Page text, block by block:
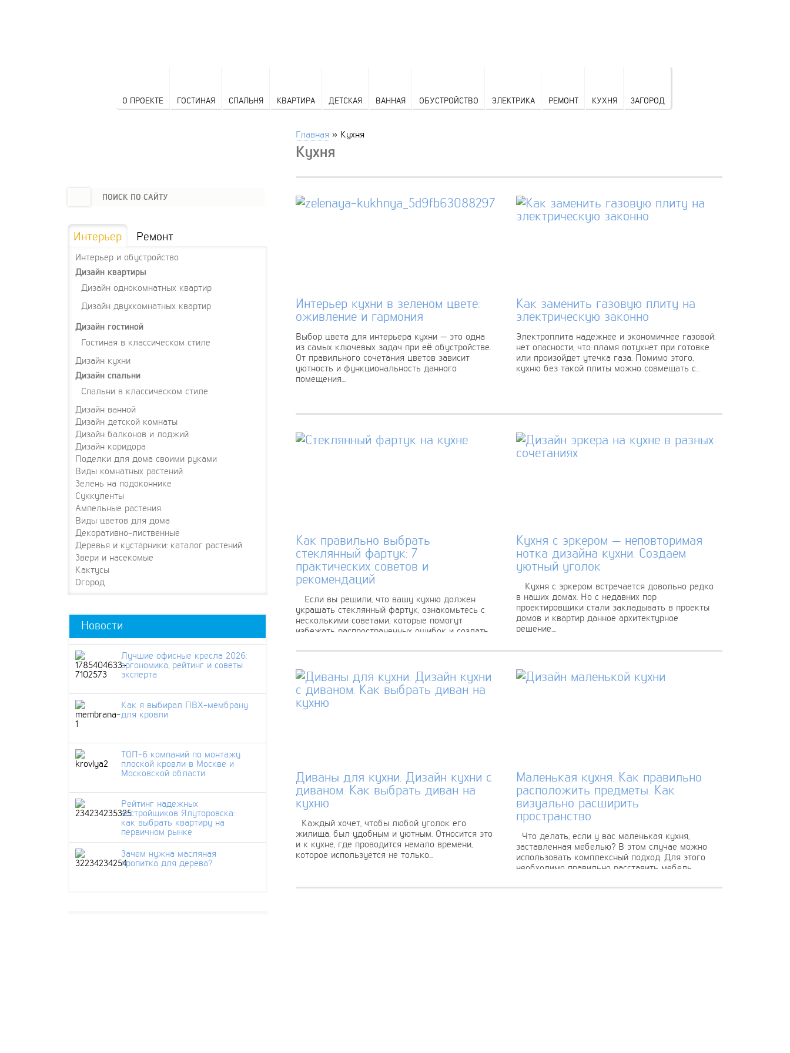
О ПРОЕКТЕ ГОСТИНАЯ СПАЛЬНЯ КВАРТИРА ДЕТСКАЯ ВАННАЯ ОБУСТРОЙСТВО ЭЛЕКТРИКА РЕМОНТ КУХНЯ ЗАГОРОД
Интерьер Ремонт
Интерьер и обустройство
Дизайн квартиры
Дизайн однокомнатных квартир
Дизайн двухкомнатных квартир
Дизайн гостиной
Гостиная в классическом стиле
Дизайн кухни
Дизайн спальни
Спальни в классическом стиле
Дизайн ванной
Дизайн детской комнаты
Дизайн балконов и лоджий
Дизайн коридора
Поделки для дома своими руками
Виды комнатных растений
Зелень на подоконнике
Суккуленты
Ампельные растения
Виды цветов для дома
Декоративно-лиственные
Деревья и кустарники: каталог растений
Звери и насекомые
Кактусы
Огород
Новости
Лучшие офисные кресла 2026:
эргономика, рейтинг и советы
эксперта
Как я выбирал ПВХ-мембрану
для кровли
ТОП-6 компаний по монтажу
плоской кровли в Москве и
Московской области
Рейтинг надежных
застройщиков Ялуторовска:
как выбрать квартиру на
первичном рынке
Зачем нужна масляная
пропитка для дерева?
Главная » Кухня
Кухня
Интерьер кухни в зеленом цвете:
оживление и гармония
Выбор цвета для интерьера кухни — это одна
из самых ключевых задач при её обустройстве.
От правильного сочетания цветов зависит
уютность и функциональность данного
помещения....
Как заменить газовую плиту на
электрическую законно
Электроплита надежнее и экономичнее газовой:
нет опасности, что пламя потухнет при готовке
или произойдет утечка газа. Помимо этого,
кухню без такой плиты можно совмещать с...
Как правильно выбрать
стеклянный фартук: 7
практических советов и
рекомендаций
Если вы решили, что вашу кухню должен
украшать стеклянный фартук, ознакомьтесь с
несколькими советами, которые помогут
избежать распространенных ошибок и создать
Кухня с эркером — неповторимая
нотка дизайна кухни. Создаем
уютный уголок
Кухня с эркером встречается довольно редко
в наших домах. Но с недавних пор
проектировщики стали закладывать в проекты
домов и квартир данное архитектурное
решение....
Диваны для кухни. Дизайн кухни с
диваном. Как выбрать диван на
кухню
Каждый хочет, чтобы любой уголок его
жилища, был удобным и уютным. Относится это
и к кухне, где проводится немало времени,
которое используется не только...
Маленькая кухня. Как правильно
расположить предметы. Как
визуально расширить
пространство
Что делать, если у вас маленькая кухня,
заставленная мебелью? В этом случае можно
использовать комплексный подход. Для этого
необходимо правильно расставить мебель,